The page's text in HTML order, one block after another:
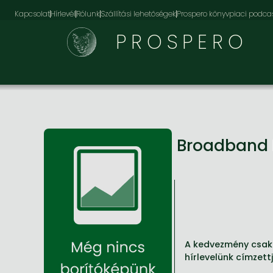
KapcsolatHírlevélRólunkSzállítási lehetőségekProspero könyvpiaci
PROSPERO
A kedvezmény
hírlevelünk